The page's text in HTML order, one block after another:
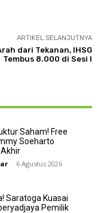
ARTIKEL SELANJUTNYA
dari Tekanan, IHSG
Tembus 8.000 di Sesi I
Saham! Free
Soeharto
- 6 Agustus 2026
Saratoga Kuasai
Pemilik